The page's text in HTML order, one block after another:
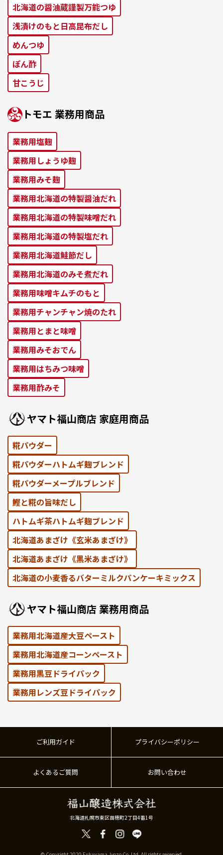
北海道の醤油蔵謹製万能つゆ
浅漬けのもと⽇⾼昆布だし
めんつゆ
ぽん酢
⽢こうじ
トモエ 業務⽤商品
業務⽤塩麹
業務⽤しょうゆ麹
業務⽤みそ麹
業務⽤北海道の特製醤油だれ
業務⽤北海道の特製味噌だれ
業務⽤北海道の特製塩だれ
業務⽤北海道鮭節だし
業務⽤北海道のみそ煮だれ
業務⽤味噌キムチのもと
業務⽤チャンチャン焼のたれ
業務⽤とまと味噌
業務⽤みそおでん
業務用はちみつ味噌
業務用酢みそ
ヤマト福⼭商店 家庭⽤商品
糀パウダー
糀パウダーハトムギ麹ブレンド
糀パウダーメープルブレンド
鰹と糀の旨味だし
ハトムギ茶ハトムギ麹ブレンド
北海道あまざけ《⽞⽶あまざけ》
北海道あまざけ《黒⽶あまざけ》
北海道の⼩⻨⾹るバターミルクパンケーキミックス
ヤマト福⼭商店 業務⽤商品
業務用北海道産大豆ペースト
業務用北海道産コーンペースト
業務⽤黒⾖ドライパック
業務⽤レンズ⾖ドライパック
北海道札幌市東区苗穂町2丁目4番1号
ご利用ガイド プライバシーポリシー
よくあるご質問 お問い合わせ